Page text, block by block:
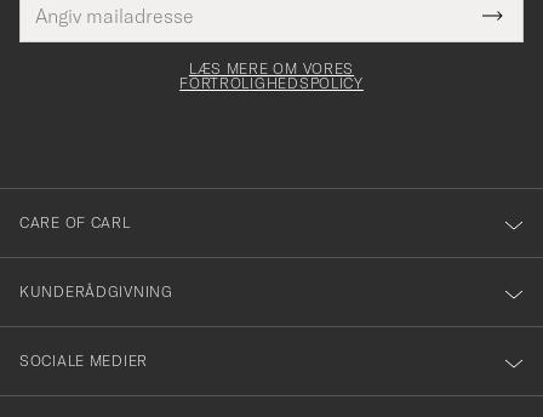
mailadresse
skal
Tack
för
dig
till
vårt
nyhetsbrev!
LÆS MERE OM VORES
FORTROLIGHEDSPOLICY
CARE OF CARL
KUNDERÅDGIVNING
SOCIALE MEDIER